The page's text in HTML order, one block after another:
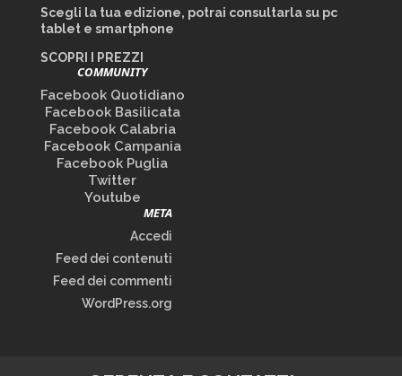
Scegli la tua edizione, potrai consultarla su pc
tablet e smartphone
SCOPRI I PREZZI
COMMUNITY
Facebook Quotidiano
Facebook Basilicata
Facebook Calabria
Facebook Campania
Facebook Puglia
Twitter
Youtube
META
Accedi
Feed dei contenuti
Feed dei commenti
WordPress.org